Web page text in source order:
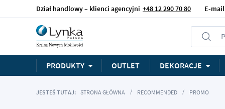
Dział handlowy – klienci agencyjni +48 12 290 70 80 E-mail
PRODUKTY OUTLET DEKORACJE
JESTEŚ TUTAJ: STRONA GŁÓWNA RECOMMENDED PROMO